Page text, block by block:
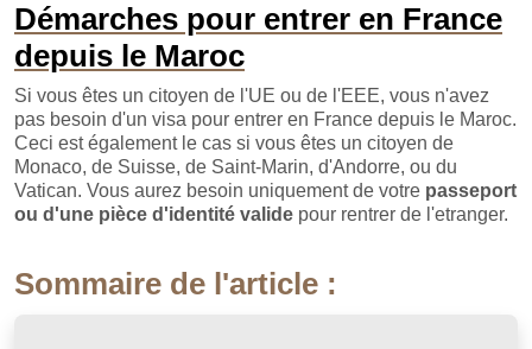
Démarches pour entrer en France
depuis le Maroc
Si vous êtes un citoyen de l'UE ou de l'EEE, vous n'avez
pas besoin d'un visa pour entrer en France depuis le Maroc.
Ceci est également le cas si vous êtes un citoyen de
Monaco, de Suisse, de Saint-Marin, d'Andorre, ou du
Vatican. Vous aurez besoin uniquement de votre passeport
ou d'une pièce d'identité valide pour rentrer de l'etranger.
Sommaire de l'article :